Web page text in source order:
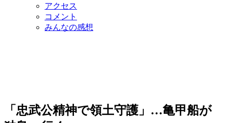
アクセス
コメント
みんなの感想
「忠武公精神で領土守護」…亀甲船が